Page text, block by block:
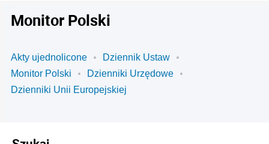
Monitor Polski
Akty ujednolicone
Dziennik Ustaw
Monitor Polski
Dzienniki Urzędowe
Dzienniki Unii Europejskiej